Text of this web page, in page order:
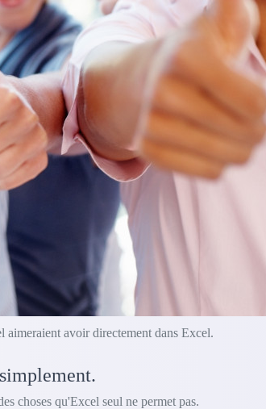
aimeraient avoir directement dans Excel.
choses qu'Excel seul ne permet pas.